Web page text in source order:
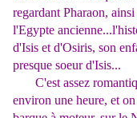
regardant Pharaon,
l'Egypte
d'Isis et d'Osiris, son
presque soeur d'Isis...
C'est assez
environ une heure, et